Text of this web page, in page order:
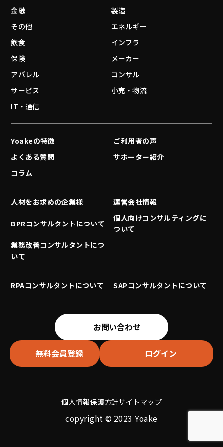
金融
製造
その他
エネルギー
飲食
インフラ
保険
メーカー
アパレル
コンサル
サービス
小売・物流
IT・通信
Yoakeの特徴
ご利用者の声
よくある質問
サポーター紹介
コラム
人材をお求めの企業様 運営会社情報
BPRコンサルタントについて
個人向けコンサルティングに
ついて
業務改善コンサルタントにつ
いて
RPAコンサルタントについて SAPコンサルタントについて
お問い合わせ
無料会員登録 ログイン
個人情報保護方針サイトマップ
copyright © 2023 Yoake